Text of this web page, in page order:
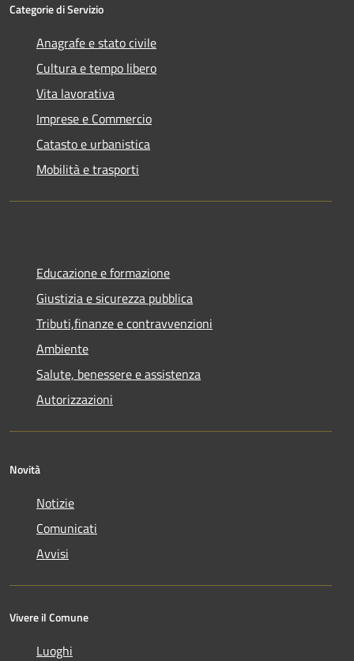
Categorie di Servizio
Anagrafe e stato civile
Cultura e tempo libero
Vita lavorativa
Imprese e Commercio
Catasto e urbanistica
Mobilità e trasporti
Educazione e formazione
Giustizia e sicurezza pubblica
Tributi,finanze e contravvenzioni
Ambiente
Salute, benessere e assistenza
Autorizzazioni
Novità
Notizie
Comunicati
Avvisi
Vivere il Comune
Luoghi